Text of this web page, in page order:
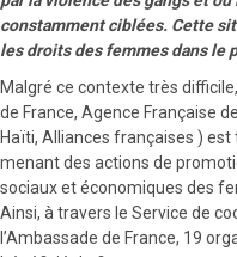
constamment ciblées. Cette
les droits des femmes dans le
Malgré ce contexte très
de France, Agence Française
Haïti, Alliances françaises )
menant des actions de
sociaux et économiques des
Ainsi, à travers le Service de
l’Ambassade de France, 19